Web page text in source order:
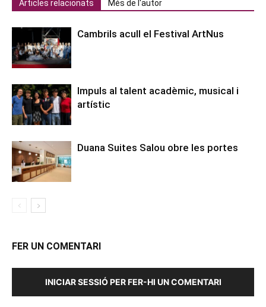
Articles relacionats Més de l'autor
Cambrils acull el Festival ArtNus
Impuls al talent acadèmic, musical i
artístic
Duana Suites Salou obre les portes
FER UN COMENTARI
INICIAR SESSIÓ PER FER-HI UN COMENTARI